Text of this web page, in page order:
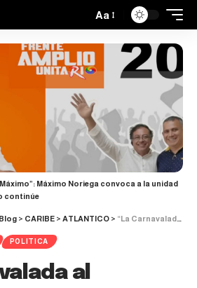
Aa
Máximo Noriega convoca a la unidad
continúe
Blog > CARIBE > ATLANTICO > “La Carnavalada al Máximo”: Máximo Noriega convoca a la unidad popular para que el Cambio continúe
POLITICA
al